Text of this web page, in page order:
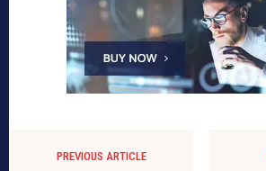
PREVIOUS ARTICLE